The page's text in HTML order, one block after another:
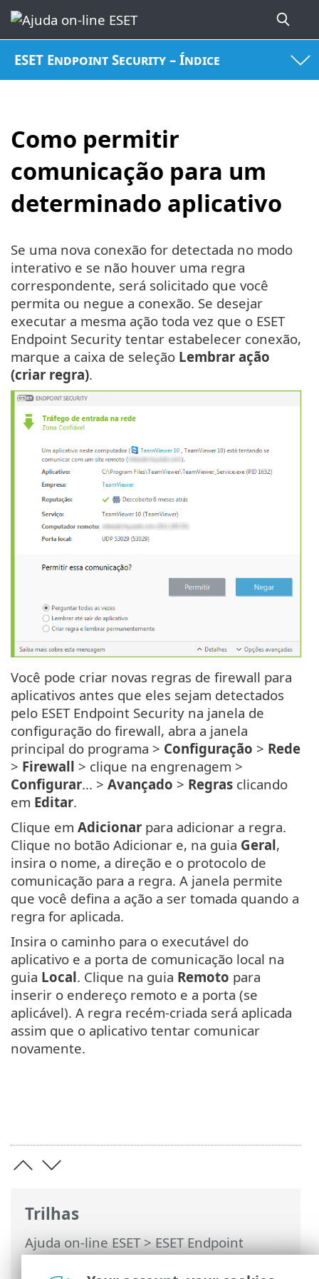
ESET Endpoint Security – Índice
Como permitir
comunicação para um
determinado aplicativo
Trilhas
Ajuda on-line ESET>ESET Endpoint
Security>FAQ> Como permitir
Se uma nova conexão for detectada no modo
interativo e se não houver uma regra
correspondente, será solicitado que você
permita ou negue a conexão. Se desejar
executar a mesma ação toda vez que o ESET
Endpoint Security tentar estabelecer conexão,
marque a caixa de seleção Lembrar ação
(criar regra).
Você pode criar novas regras de firewall para
aplicativos antes que eles sejam detectados
pelo ESET Endpoint Security na janela de
configuração do firewall, abra a janela
principal do programa > Configuração > Rede
> Firewall > clique na engrenagem >
Configurar... > Avançado > Regras clicando
em Editar.
Clique em Adicionar para adicionar a regra.
Clique no botão Adicionar e, na guia Geral,
insira o nome, a direção e o protocolo de
comunicação para a regra. A janela permite
que você defina a ação a ser tomada quando a
regra for aplicada.
Insira o caminho para o executável do
aplicativo e a porta de comunicação local na
guia Local. Clique na guia Remoto para
inserir o endereço remoto e a porta (se
aplicável). A regra recém-criada será aplicada
assim que o aplicativo tentar comunicar
novamente.